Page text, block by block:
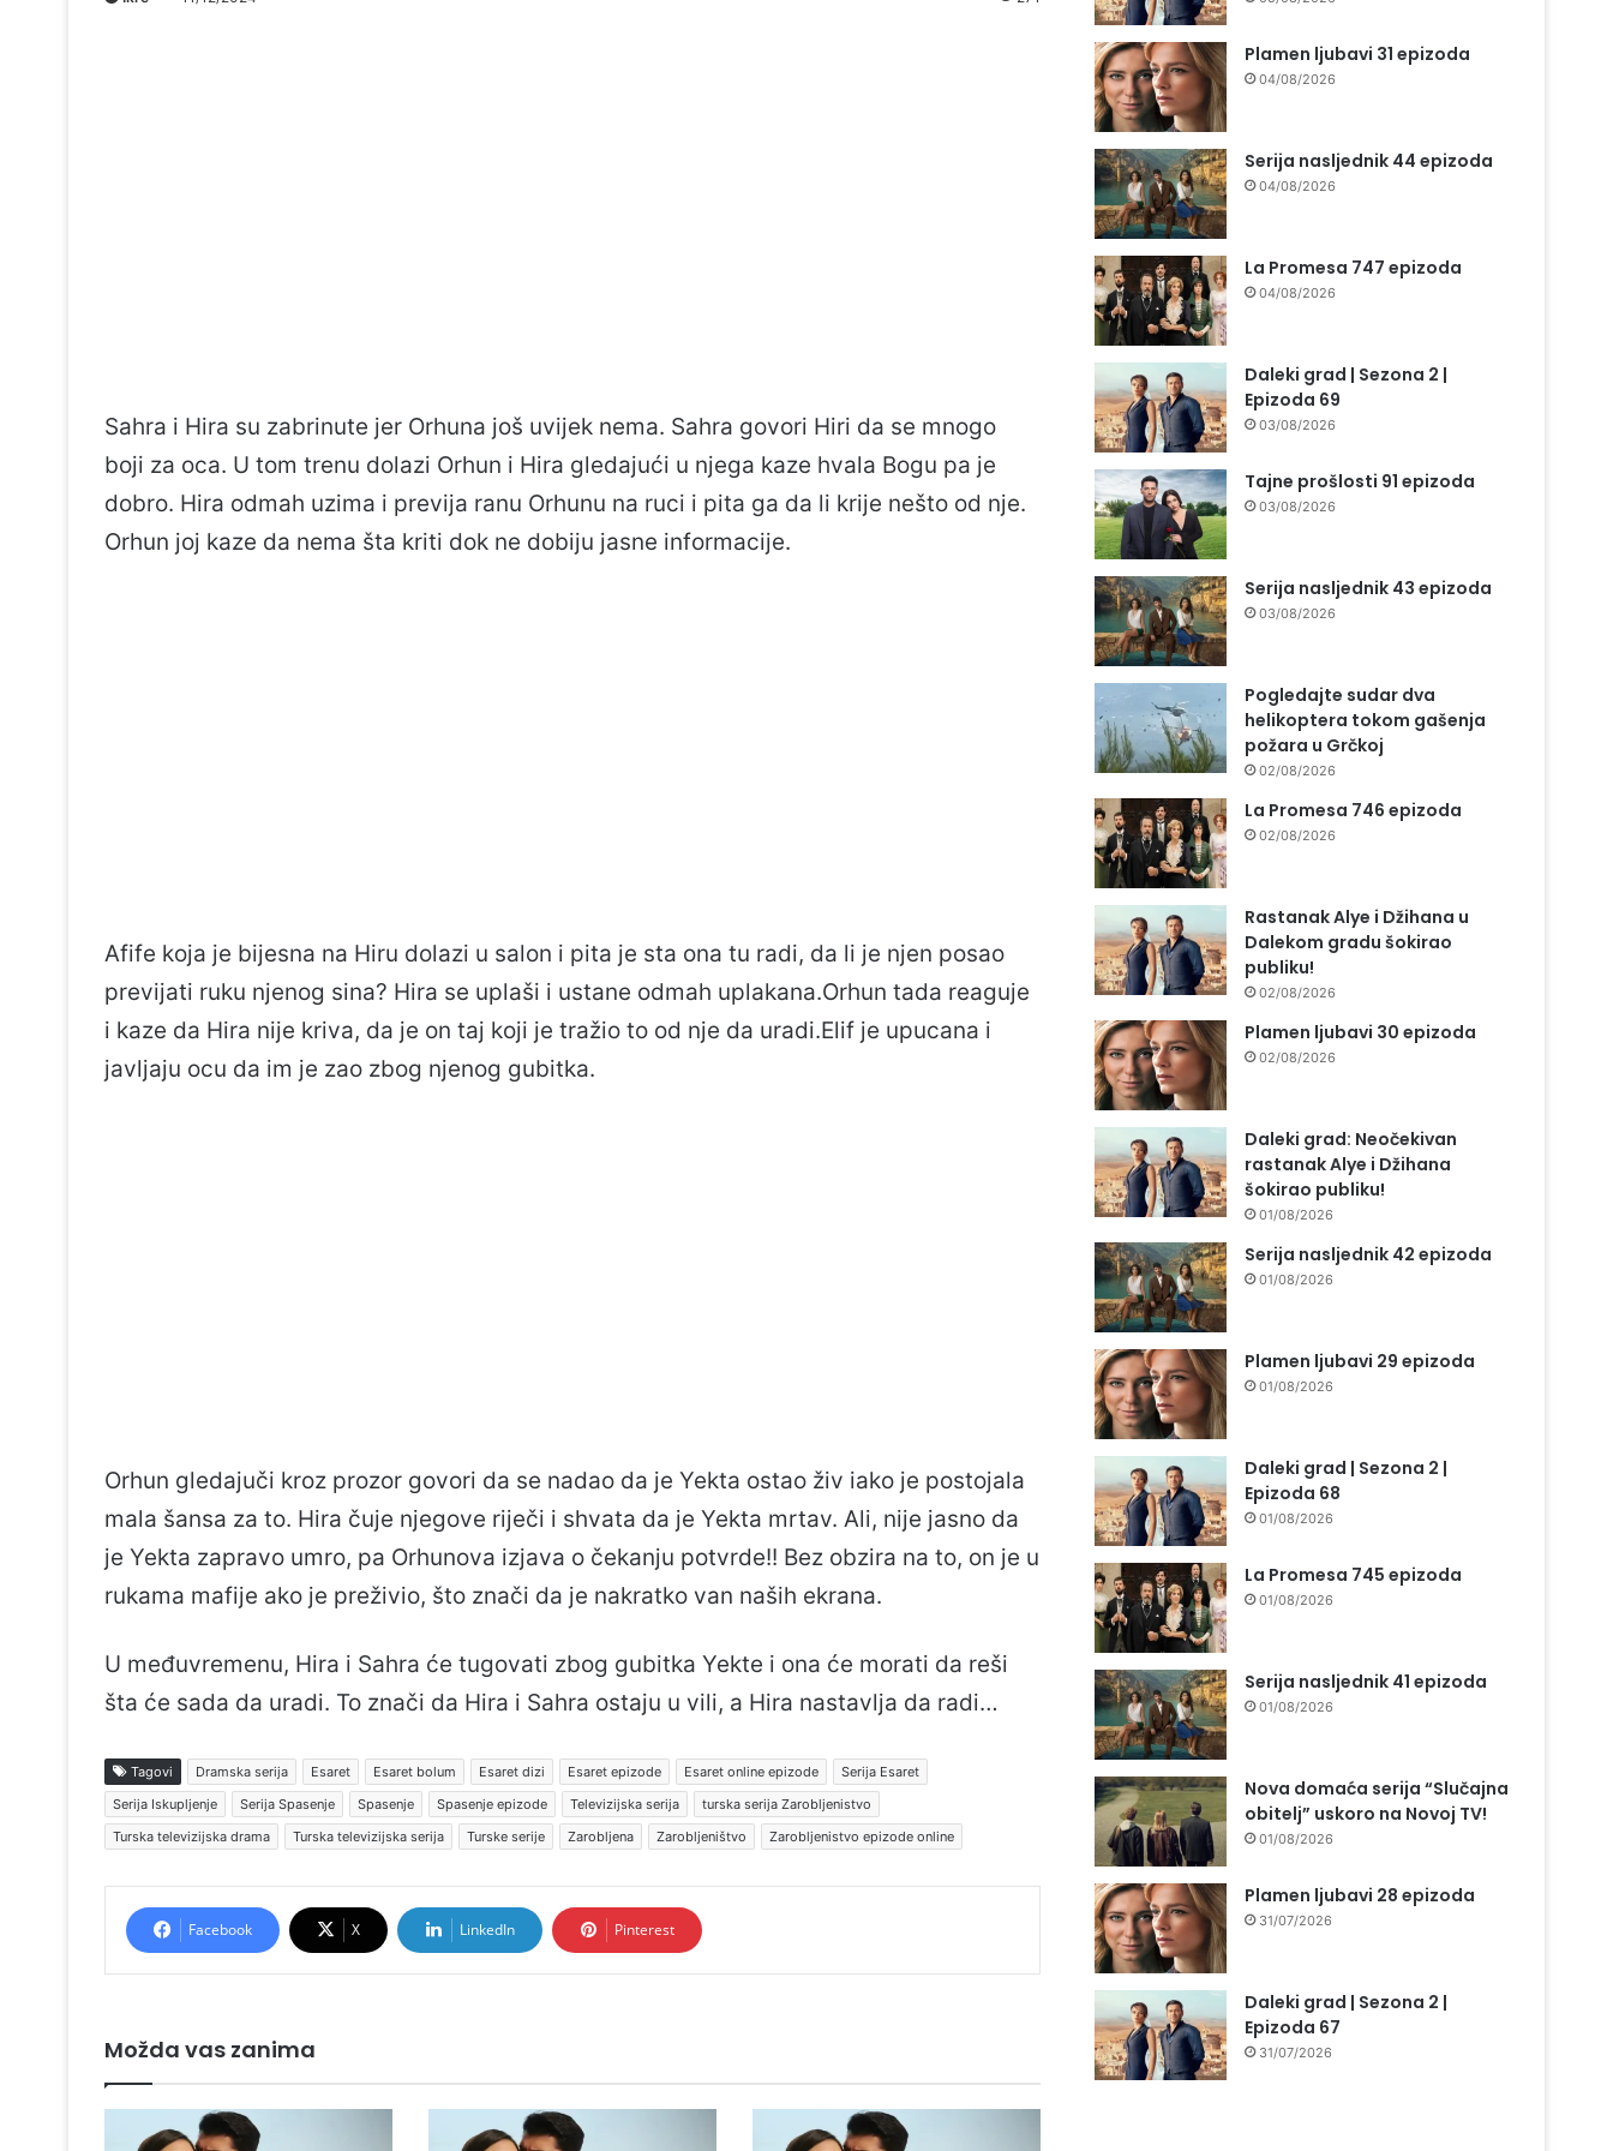
Sahra i Hira su zabrinute jer Orhuna još uvijek nema. Sahra govori Hiri da se mnogo
boji za oca. U tom trenu dolazi Orhun i Hira gledajući u njega kaze hvala Bogu pa je
dobro. Hira odmah uzima i previja ranu Orhunu na ruci i pita ga da li krije nešto od nje.
Orhun joj kaze da nema šta kriti dok ne dobiju jasne informacije.
Afife koja je bijesna na Hiru dolazi u salon i pita je sta ona tu radi, da li je njen posao
previjati ruku njenog sina? Hira se uplaši i ustane odmah uplakana.Orhun tada reaguje
i kaze da Hira nije kriva, da je on taj koji je tražio to od nje da uradi.Elif je upucana i
javljaju ocu da im je zao zbog njenog gubitka.
Orhun gledajuči kroz prozor govori da se nadao da je Yekta ostao živ iako je postojala
mala šansa za to. Hira čuje njegove riječi i shvata da je Yekta mrtav. Ali, nije jasno da
je Yekta zapravo umro, pa Orhunova izjava o čekanju potvrde!! Bez obzira na to, on je u
rukama mafije ako je preživio, što znači da je nakratko van naših ekrana.
U međuvremenu, Hira i Sahra će tugovati zbog gubitka Yekte i ona će morati da reši
šta će sada da uradi. To znači da Hira i Sahra ostaju u vili, a Hira nastavlja da radi…
Tagovi Dramska serija Esaret Esaret bolum Esaret dizi Esaret epizode Esaret online epizode
Serija Esaret
Serija Iskupljenje
Serija Spasenje Spasenje Spasenje epizode Televizijska serija
turska serija Zarobljenistvo
Turska televizijska drama
Turska televizijska serija Turske serije Zarobljena Zarobljeništvo Zarobljenistvo epizode online
Facebook X LinkedIn Pinterest
Možda vas zanima
Plamen ljubavi 31 epizoda
04/08/2026
Serija nasljednik 44 epizoda
04/08/2026
La Promesa 747 epizoda
04/08/2026
Daleki grad | Sezona 2 |
Epizoda 69
03/08/2026
Tajne prošlosti 91 epizoda
03/08/2026
Serija nasljednik 43 epizoda
03/08/2026
Pogledajte sudar dva
helikoptera tokom gašenja
požara u Grčkoj
02/08/2026
La Promesa 746 epizoda
02/08/2026
Rastanak Alye i Džihana u
Dalekom gradu šokirao
publiku!
02/08/2026
Plamen ljubavi 30 epizoda
02/08/2026
Daleki grad: Neočekivan
rastanak Alye i Džihana
šokirao publiku!
01/08/2026
Serija nasljednik 42 epizoda
01/08/2026
Plamen ljubavi 29 epizoda
01/08/2026
Daleki grad | Sezona 2 |
Epizoda 68
01/08/2026
La Promesa 745 epizoda
01/08/2026
Serija nasljednik 41 epizoda
01/08/2026
Nova domaća serija “Slučajna
obitelj” uskoro na Novoj TV!
01/08/2026
Plamen ljubavi 28 epizoda
31/07/2026
Daleki grad | Sezona 2 |
Epizoda 67
31/07/2026